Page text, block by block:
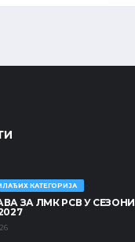
КАТЕГОРИЈА
ЗА ЛМК РСВ У СЕЗОНИ